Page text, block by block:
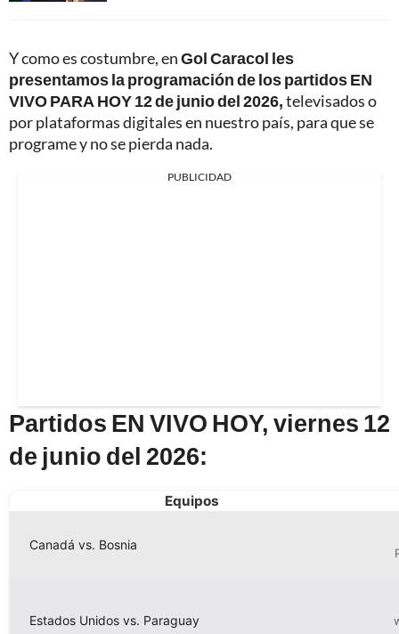
Y como es costumbre, enGol Caracol les
presentamos la programación de los partidos EN
VIVO PARA HOY 12 de junio del 2026,televisados o
por plataformas digitales en nuestro país, para que se
programe y no se pierda nada.
PUBLICIDAD
Partidos EN VIVO HOY, viernes 12
de junio del 2026:
Equipos
Canadá vs. Bosnia
Estados Unidos vs. Paraguay